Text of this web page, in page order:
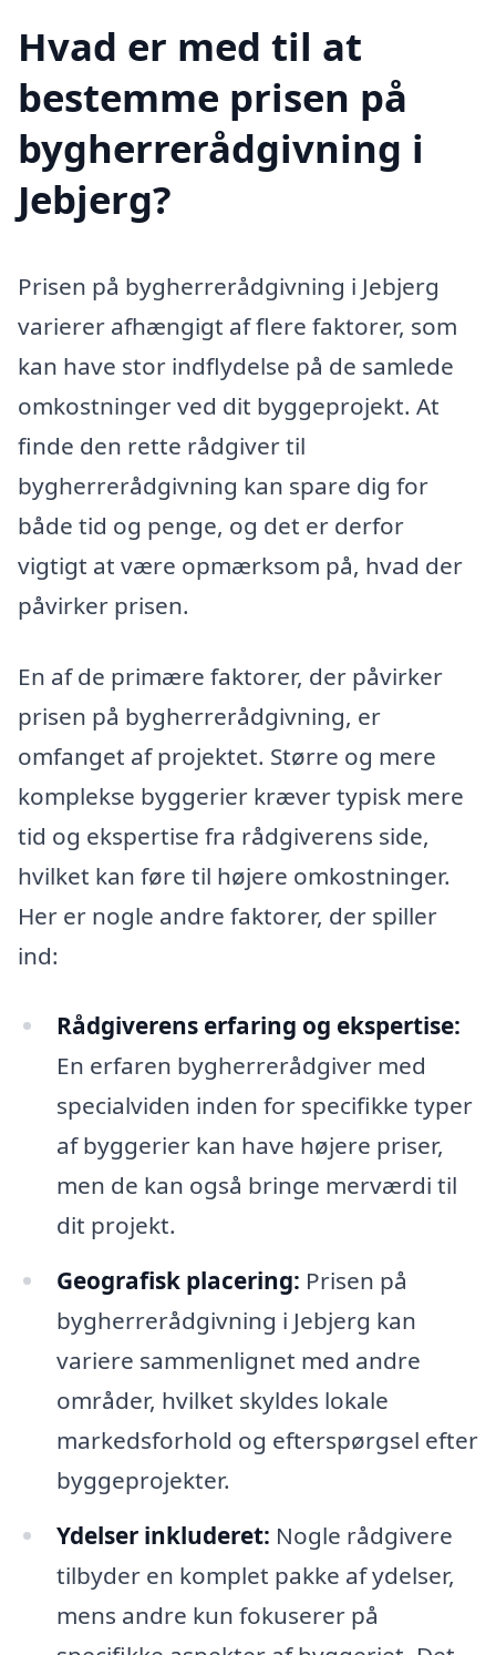
Hvad er med til at
bestemme prisen på
bygherrerådgivning i
Jebjerg?
Prisen på bygherrerådgivning i Jebjerg
varierer afhængigt af flere faktorer, som
kan have stor indflydelse på de samlede
omkostninger ved dit byggeprojekt. At
finde den rette rådgiver til
bygherrerådgivning kan spare dig for
både tid og penge, og det er derfor
vigtigt at være opmærksom på, hvad der
påvirker prisen.
En af de primære faktorer, der påvirker
prisen på bygherrerådgivning, er
omfanget af projektet. Større og mere
komplekse byggerier kræver typisk mere
tid og ekspertise fra rådgiverens side,
hvilket kan føre til højere omkostninger.
Her er nogle andre faktorer, der spiller
ind:
Rådgiverens erfaring og ekspertise:
En erfaren bygherrerådgiver med
specialviden inden for specifikke typer
af byggerier kan have højere priser,
men de kan også bringe merværdi til
dit projekt.
Geografisk placering: Prisen på
bygherrerådgivning i Jebjerg kan
variere sammenlignet med andre
områder, hvilket skyldes lokale
markedsforhold og efterspørgsel efter
byggeprojekter.
Ydelser inkluderet: Nogle rådgivere
tilbyder en komplet pakke af ydelser,
mens andre kun fokuserer på